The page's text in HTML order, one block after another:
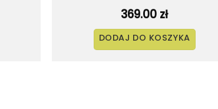
369.00 zł
DODAJ DO KOSZYKA